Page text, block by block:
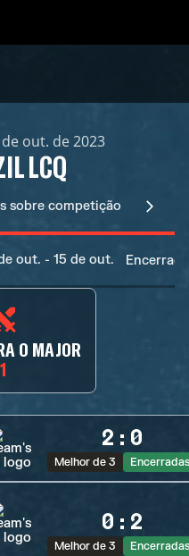
de out. de 2023
LCQ
sobre competição
out. - 15 de out.
O MAJOR
1
2 : 0
Melhor de 3 Encerradas
0 : 2
Melhor de 3 Encerradas